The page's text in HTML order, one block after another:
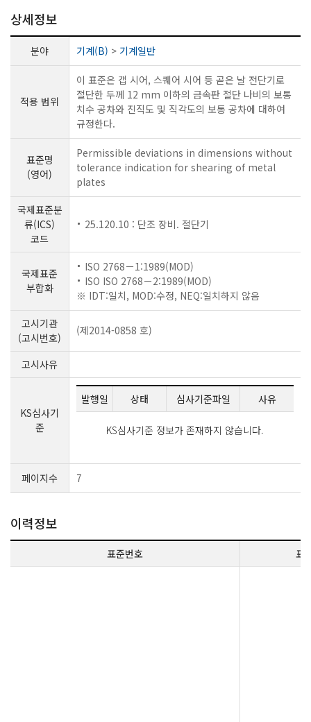
상세정보
분야 기계(B) > 기계일반
적용 범위
이 표준은 갭 시어, 스퀘어 시어 등 곧은 날 전단기로
절단한 두께 12 mm 이하의 금속판 절단 나비의 보통
치수 공차와 진직도 및 직각도의 보통 공차에 대하여
규정한다.
표준명
(영어)
Permissible deviations in dimensions without
tolerance indication for shearing of metal
plates
국제표준분
류(ICS)
코드
25.120.10 : 단조 장비. 절단기
국제표준
부합화
ISO 2768－1:1989(MOD)
ISO ISO 2768－2:1989(MOD)
※ IDT:일치, MOD:수정, NEQ:일치하지 않음
고시기관
(고시번호)
(제2014-0858 호)
고시사유
KS심사기
준
발행일 상태 심사기준파일 사유
KS심사기준 정보가 존재하지 않습니다.
페이지수 7
이력정보
표준번호 표